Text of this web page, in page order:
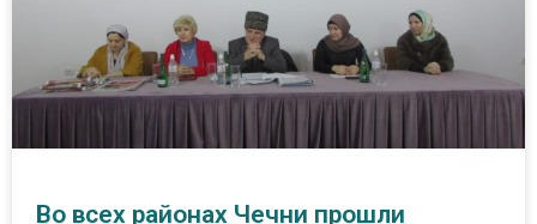
Во всех районах Чечни прошли